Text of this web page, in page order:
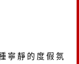
寧靜的度假氛